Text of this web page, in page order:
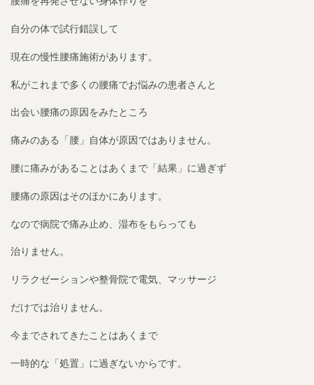
自分の体で試行錯誤して
現在の慢性腰痛施術があります。
私がこれまで多くの腰痛でお悩みの患者さんと
出会い腰痛の原因をみたところ
痛みのある「腰」自体が原因ではありません。
腰に痛みがあることはあくまで「結果」に過ぎず
腰痛の原因はそのほかにあります。
なので病院で痛み止め、湿布をもらっても
治りません。
リラクゼーションや整骨院で電気、マッサージ
だけでは治りません。
今までされてきたことはあくまで
一時的な「処置」に過ぎないからです。